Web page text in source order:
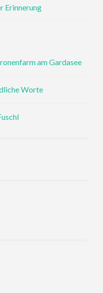
Erinnerung
am Gardasee
Worte